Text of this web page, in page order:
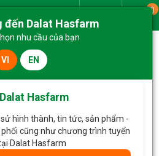
0
Lan Hồ Điệp Vạn Hạnh 087
đến Dalat Hasfarm
nhu cầu của bạn
VI EN
Hasfarm
hình thành, tin tức, sản phẩm -
cũng như chương trình tuyển
Dalat Hasfarm